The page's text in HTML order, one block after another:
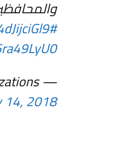
#كبش_فدا
14, 2018